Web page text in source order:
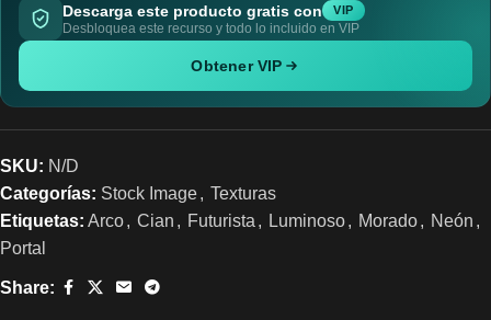
Descarga este producto gratis con VIP
Desbloquea este recurso y todo lo incluido en VIP
Obtener VIP
SKU: N/D
Categorías: Stock Image, Texturas
Etiquetas: Arco, Cian , Futurista , Luminoso, Morado, Neón ,
Portal
Share: